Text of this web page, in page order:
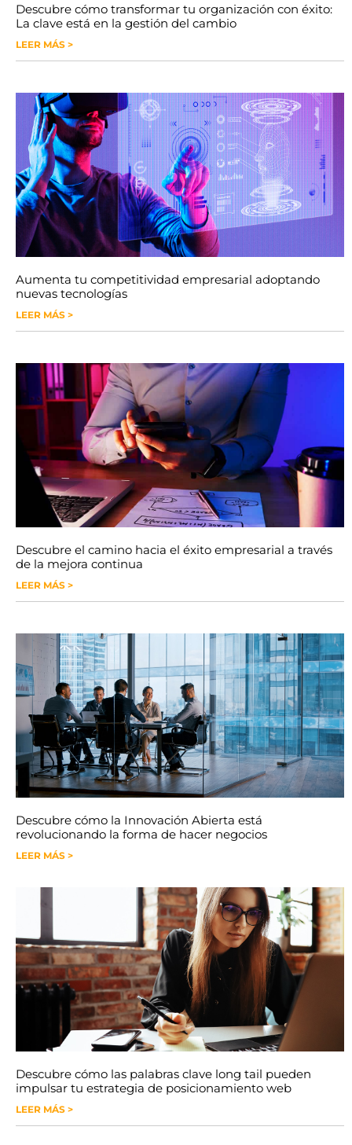
Descubre cómo transformar tu organización con éxito:
La clave está en la gestión del cambio
LEER MÁS >
Aumenta tu competitividad empresarial adoptando
nuevas tecnologías
LEER MÁS >
Descubre el camino hacia el éxito empresarial a través
de la mejora continua
LEER MÁS >
Descubre cómo la Innovación Abierta está
revolucionando la forma de hacer negocios
LEER MÁS >
Descubre cómo las palabras clave long tail pueden
impulsar tu estrategia de posicionamiento web
LEER MÁS >